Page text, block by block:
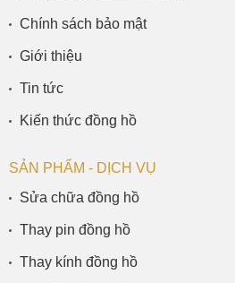
Chính sách bảo mật
Giới thiệu
Tin tức
Kiến thức đồng hồ
SẢN PHẨM - DỊCH VỤ
Sửa chữa đồng hồ
Thay pin đồng hồ
Thay kính đồng hồ